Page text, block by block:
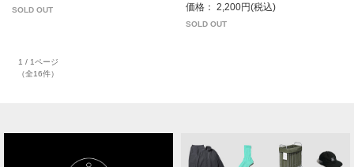
SOLD OUT 価格： 2,200円(税込)
SOLD OUT
1 / 1ページ
（全16件）